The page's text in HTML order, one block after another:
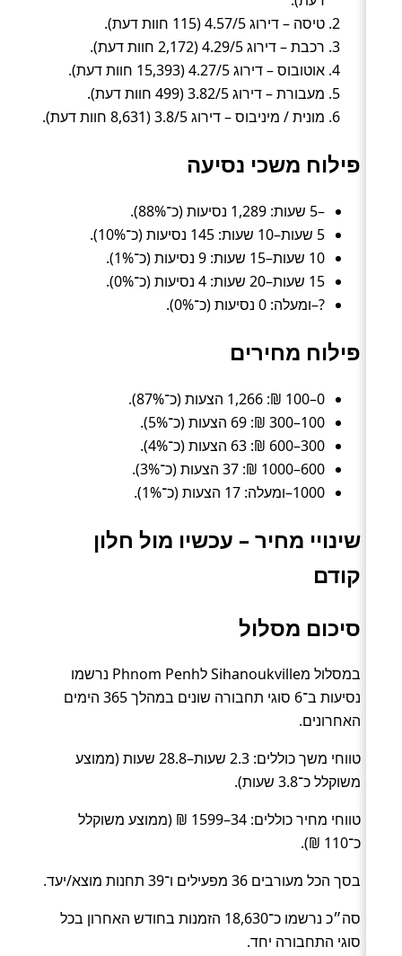
טיסה – דירוג 4.57/5 (115 חוות דעת).
רכבת – דירוג 4.29/5 (2,172 חוות דעת).
אוטובוס – דירוג 4.27/5 (15,393 חוות דעת).
מעבורת – דירוג 3.82/5 (499 חוות דעת).
מונית / מיניבוס – דירוג 3.8/5 (8,631 חוות דעת).
פילוח משכי נסיעה
–5 שעות: 1,289 נסיעות (כ־88%).
5 שעות–10 שעות: 145 נסיעות (כ־10%).
10 שעות–15 שעות: 9 נסיעות (כ־1%).
15 שעות–20 שעות: 4 נסיעות (כ־0%).
?–ומעלה: 0 נסיעות (כ־0%).
פילוח מחירים
0–100 ₪: 1,266 הצעות (כ־87%).
100–300 ₪: 69 הצעות (כ־5%).
300–600 ₪: 63 הצעות (כ־4%).
600–1000 ₪: 37 הצעות (כ־3%).
1000–ומעלה: 17 הצעות (כ־1%).
שינויי מחיר – עכשיו מול חלון
קודם
סיכום מסלול
במסלול מSihanoukville לPhnom Penh נרשמו
נסיעות ב־6 סוגי תחבורה שונים במהלך 365 הימים
האחרונים.
טווחי משך כוללים: 2.3 שעות–28.8 שעות (ממוצע
משוקלל כ־3.8 שעות).
טווחי מחיר כוללים: 34–1599 ₪ (ממוצע משוקלל
כ־110 ₪).
בסך הכל מעורבים 36 מפעילים ו־39 תחנות מוצא/יעד.
סה״כ נרשמו כ־18,630 הזמנות בחודש האחרון בכל
סוגי התחבורה יחד.